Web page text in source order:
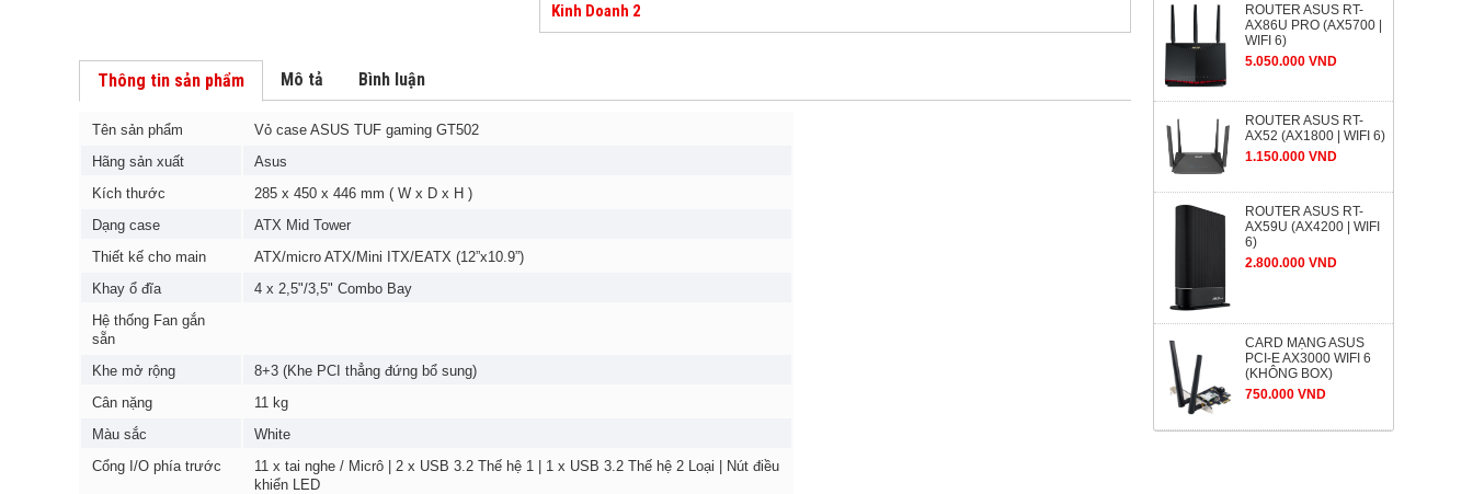
Kinh Doanh 2
Thông tin sản phẩm Mô tả Bình luận
Tên sản phẩm
Vỏ case ASUS TUF gaming GT502
Hãng sản xuất
Asus
Kích thước
285 x 450 x 446 mm ( W x D x H )
Dạng case
ATX Mid Tower
Thiết kế cho main
ATX/micro ATX/Mini ITX/EATX (12”x10.9”)
Khay ổ đĩa
4 x 2,5"/3,5" Combo Bay
Hệ thống Fan gắn
sẵn
Khe mở rộng
8+3 (Khe PCI thẳng đứng bổ sung)
Cân nặng
11 kg
Màu sắc
White
Cổng I/O phía trước
11 x tai nghe / Micrô | 2 x USB 3.2 Thế hệ 1 | 1 x USB 3.2 Thế hệ 2 Loại | Nút điều
khiển LED
ROUTER ASUS RT-
AX86U PRO (AX5700 |
WIFI 6)
5.050.000 VND
ROUTER ASUS RT-
AX52 (AX1800 | WIFI 6)
1.150.000 VND
ROUTER ASUS RT-
AX59U (AX4200 | WIFI
6)
2.800.000 VND
CARD MẠNG ASUS
PCI-E AX3000 WIFI 6
(KHÔNG BOX)
750.000 VND